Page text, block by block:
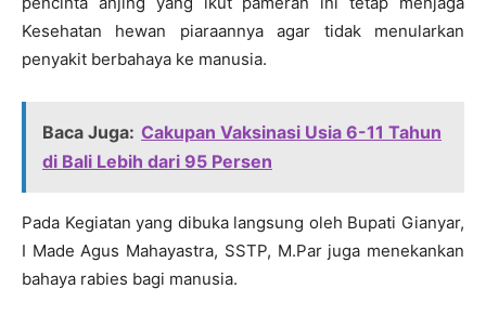
Kesehatan hewan piaraannya agar tidak menularkan
penyakit berbahaya ke manusia.
Baca Juga: Cakupan Vaksinasi Usia 6-11 Tahun
di Bali Lebih dari 95 Persen
Pada Kegiatan yang dibuka langsung oleh Bupati Gianyar,
I Made Agus Mahayastra, SSTP, M.Par juga menekankan
bahaya rabies bagi manusia.